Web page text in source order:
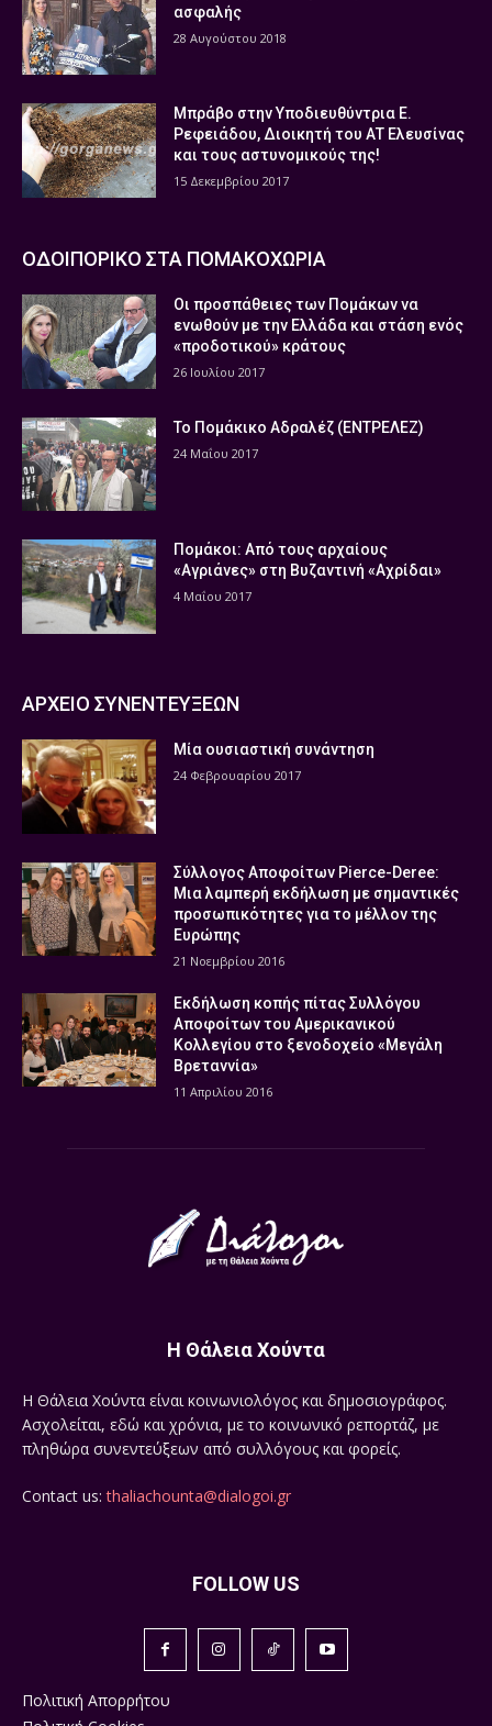
ασφαλής
28 Αυγούστου 2018
Μπράβο στην Υποδιευθύντρια Ε.
Ρεφειάδου, Διοικητή του ΑΤ Ελευσίνας
και τους αστυνομικούς της!
15 Δεκεμβρίου 2017
ΟΔΟΙΠΟΡΙΚΟ ΣΤΑ ΠΟΜΑΚΟΧΩΡΙΑ
Οι προσπάθειες των Πομάκων να
ενωθούν με την Ελλάδα και στάση ενός
«προδοτικού» κράτους
26 Ιουλίου 2017
Το Πομάκικο Αδραλέζ (ΕΝΤΡΕΛΕΖ)
24 Μαΐου 2017
Πομάκοι: Από τους αρχαίους
«Αγριάνες» στη Βυζαντινή «Αχρίδαι»
4 Μαΐου 2017
ΑΡΧΕΙΟ ΣΥΝΕΝΤΕΥΞΕΩΝ
Μία ουσιαστική συνάντηση
24 Φεβρουαρίου 2017
Σύλλογος Αποφοίτων Pierce-Deree:
Μια λαμπερή εκδήλωση με σημαντικές
προσωπικότητες για το μέλλον της
Ευρώπης
21 Νοεμβρίου 2016
Εκδήλωση κοπής πίτας Συλλόγου
Αποφοίτων του Αμερικανικού
Κολλεγίου στο ξενοδοχείο «Μεγάλη
Βρεταννία»
11 Απριλίου 2016
Η Θάλεια Χούντα
Η Θάλεια Χούντα είναι κοινωνιολόγος και δημοσιογράφος.
Ασχολείται, εδώ και χρόνια, με το κοινωνικό ρεπορτάζ, με
πληθώρα συνεντεύξεων από συλλόγους και φορείς.
Contact us:thaliachounta@dialogoi.gr
FOLLOW US
Πολιτική Απορρήτου